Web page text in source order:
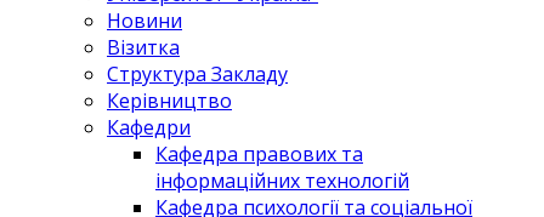
Новини
Візитка
Структура Закладу
Керівництво
Кафедри
Кафедра правових та
інформаційних технологій
Кафедра психології та соціальної